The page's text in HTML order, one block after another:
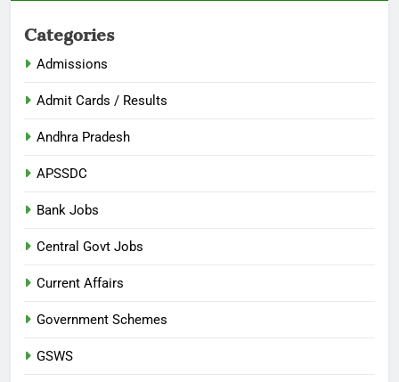
Categories
Admissions
Admit Cards / Results
Andhra Pradesh
APSSDC
Bank Jobs
Central Govt Jobs
Current Affairs
Government Schemes
GSWS